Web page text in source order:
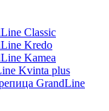
Classic
Kredo
Kamea
Kvinta plus
GrandLine